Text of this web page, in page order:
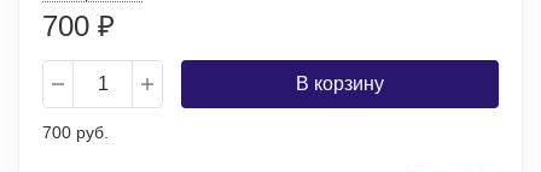
700 ₽
В корзину
700 руб.